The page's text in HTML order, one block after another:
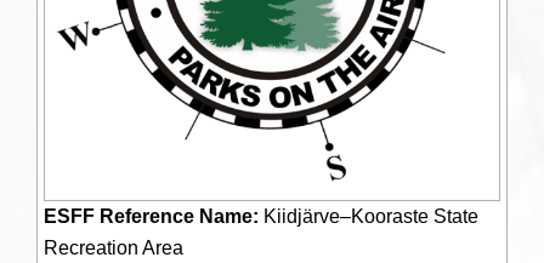
ESFF Reference Name: Kiidjärve–Kooraste State
Recreation Area